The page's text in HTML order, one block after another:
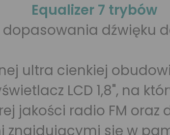
Equalizer 7 trybów
dźwięku
ultra cienkiej
LCD 1,8", na
jakości radio FM oraz
znajdującymi się w